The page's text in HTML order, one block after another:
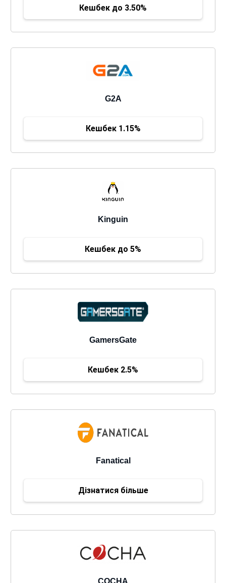
Кешбек до 3.50%
G2A
Кешбек 1.15%
Kinguin
Кешбек до 5%
GamersGate
Кешбек 2.5%
Fanatical
Дізнатися більше
COCHA